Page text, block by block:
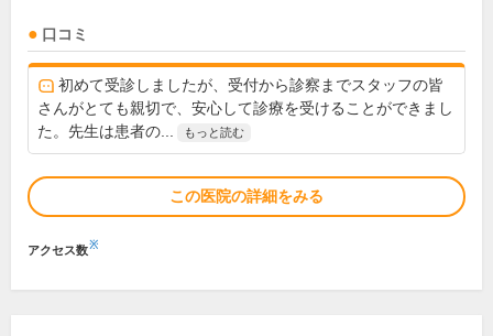
口コミ
初めて受診しましたが、受付から診察までスタッフの皆
さんがとても親切で、安心して診療を受けることができまし
た。先生は患者の...
もっと読む
この医院の詳細をみる
アクセス数※